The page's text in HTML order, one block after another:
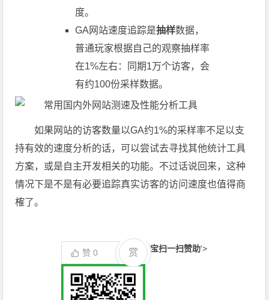
度。
GA网站速度追踪是抽样数据，
普通玩家根据自己的观察抽样率
在1%左右：同期1万个访客，会
有约100份采样数据。
如果网站的访客数量以GA约1%的采样率不足以支
持有效的速度分析的话，可以尝试去寻找其他统计工具
方案，或是自主开发相关的功能。不过话说回来，这种
情况下是不是有必要追踪真实访客的访问速度也值得商
榷了。
赞0 支付宝扫一扫赞助'>
赏